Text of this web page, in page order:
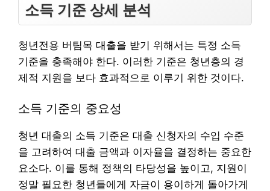
소득 기준 상세 분석
청년전용 버팀목 대출을 받기 위해서는 특정 소득
기준을 충족해야 한다. 이러한 기준은 청년층의 경
제적 지원을 보다 효과적으로 이루기 위한 것이다.
소득 기준의 중요성
청년 대출의 소득 기준은 대출 신청자의 수입 수준
을 고려하여 대출 금액과 이자율을 결정하는 중요한
요소다. 이를 통해 정책의 타당성을 높이고, 지원이
정말 필요한 청년들에게 자금이 용이하게 돌아가게